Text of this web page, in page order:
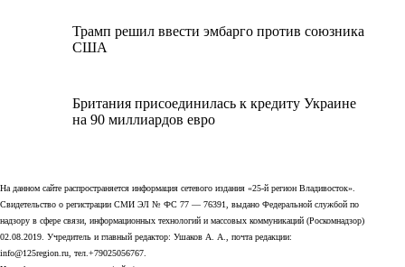
Трамп решил ввести эмбарго против союзника
США
Британия присоединилась к кредиту Украине
на 90 миллиардов евро
На данном сайте распространяется информация сетевого издания «25-й регион Владивосток».
Свидетельство о регистрации СМИ ЭЛ № ФС 77 — 76391, выдано Федеральной службой по
надзору в сфере связи, информационных технологий и массовых коммуникаций (Роскомнадзор)
02.08.2019. Учредитель и главный редактор: Ушаков А. А., почта редакции:
info@125region.ru, тел.+79025056767.